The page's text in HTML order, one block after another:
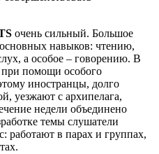
очень сильный. Большое
навыков: чтению,
а особое – говорению. В
при помощи особого
иностранцы, долго
уезжают с архипелага,
недели объединено
темы слушатели
работают в парах и группах,